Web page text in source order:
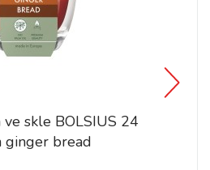
ve skle BOLSIUS 24
ginger bread